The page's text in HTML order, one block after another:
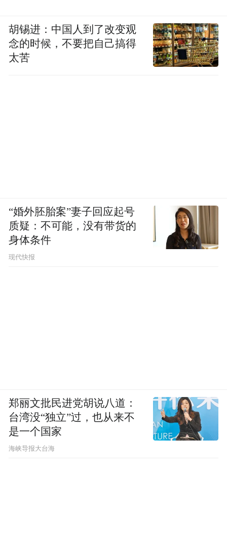
胡锡进：中国人到了改变观
念的时候，不要把自己搞得
太苦
“婚外胚胎案”妻子回应起号
质疑：不可能，没有带货的
身体条件
现代快报
郑丽文批民进党胡说八道：
台湾没“独立”过，也从来不
是一个国家
​海峡导报大台海